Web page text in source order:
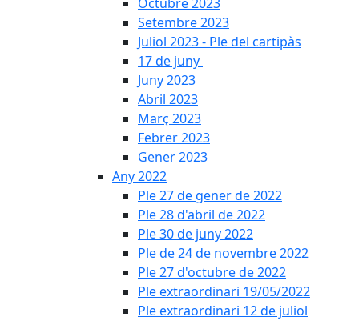
Setembre 2023
Juliol 2023 - Ple del cartipàs
17 de juny
Juny 2023
Abril 2023
Març 2023
Febrer 2023
Gener 2023
Any 2022
Ple 27 de gener de 2022
Ple 28 d'abril de 2022
Ple 30 de juny 2022
Ple de 24 de novembre 2022
Ple 27 d'octubre de 2022
Ple extraordinari 19/05/2022
Ple extraordinari 12 de juliol